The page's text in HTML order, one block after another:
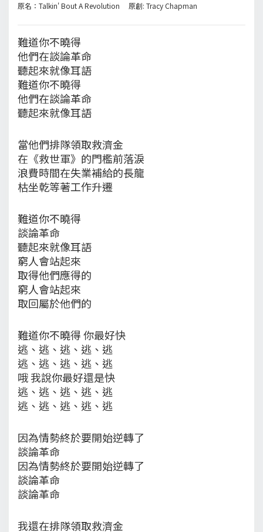
原名：Talkin' Bout A Revolution 原創: Tracy Chapman
難道你不曉得
他們在談論革命
聽起來就像耳語
難道你不曉得
他們在談論革命
聽起來就像耳語
當他們排隊領取救濟金
在《救世軍》的門檻前落淚
浪費時間在失業補給的長龍
枯坐乾等著工作升遷
難道你不曉得
談論革命
聽起來就像耳語
窮人會站起來
取得他們應得的
窮人會站起來
取回屬於他們的
難道你不曉得 你最好快
逃、逃、逃、逃、逃
逃、逃、逃、逃、逃
哦 我說你最好還是快
逃、逃、逃、逃、逃
逃、逃、逃、逃、逃
因為情勢終於要開始逆轉了
談論革命
因為情勢終於要開始逆轉了
談論革命
談論革命
我還在排隊領取救濟金